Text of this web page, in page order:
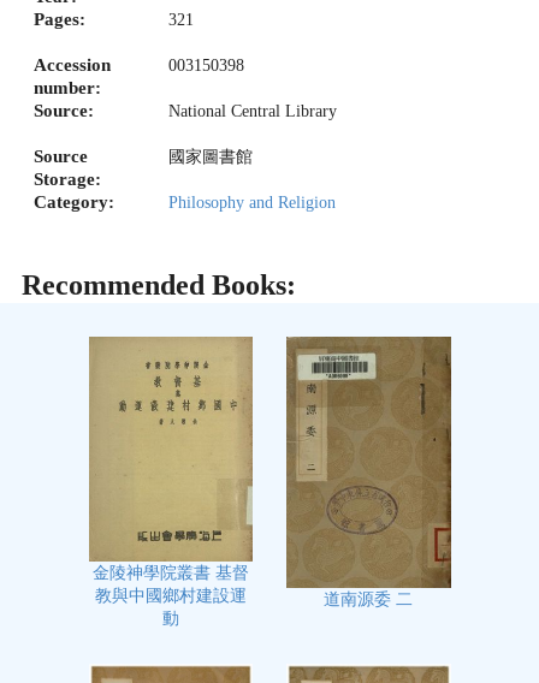
Pages: 321
Accession
number:
003150398
Source: National Central Library
Source
Storage:
國家圖書館
Category: Philosophy and Religion
Recommended Books:
金陵神學院叢書 基督
教與中國鄉村建設運
動
道南源委 二